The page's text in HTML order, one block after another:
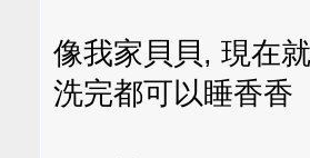
像我家貝貝, 現在
洗完都可以睡香香